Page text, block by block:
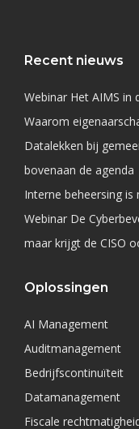
Recent nieuws
Webinar Het AIMS in
Waarom
Datalekken bij
bovenaan de agenda
Interne beheersing
Webinar De
maar krijgt de CISO
Oplossingen
AI Management
Auditmanagement
Bedrijfscontinuïteit
Datamanagement
Fiscale